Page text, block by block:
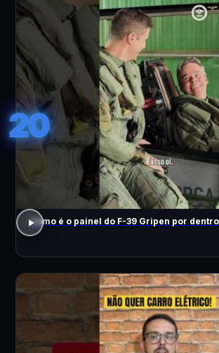
20
Como é o painel do F-39 Gripen por